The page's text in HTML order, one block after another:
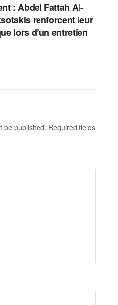
: Abdel Fattah Al-
renforcent leur
lors d’un entretien
be published. Required fields